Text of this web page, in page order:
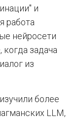
и
работа
нейросети
задача
из
более
LLM,